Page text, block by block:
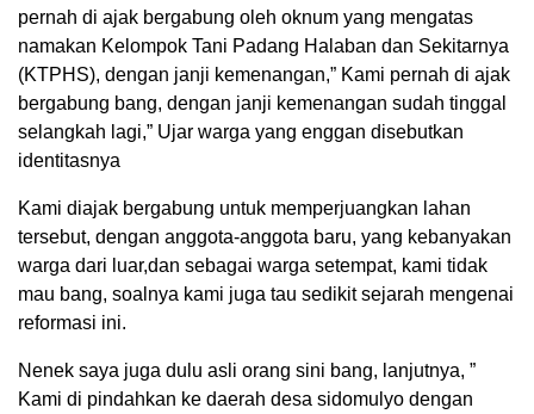
pernah di ajak bergabung oleh oknum yang mengatas
namakan Kelompok Tani Padang Halaban dan Sekitarnya
(KTPHS), dengan janji kemenangan,” Kami pernah di ajak
bergabung bang, dengan janji kemenangan sudah tinggal
selangkah lagi,” Ujar warga yang enggan disebutkan
identitasnya
Kami diajak bergabung untuk memperjuangkan lahan
tersebut, dengan anggota-anggota baru, yang kebanyakan
warga dari luar,dan sebagai warga setempat, kami tidak
mau bang, soalnya kami juga tau sedikit sejarah mengenai
reformasi ini.
Nenek saya juga dulu asli orang sini bang, lanjutnya, ”
Kami di pindahkan ke daerah desa sidomulyo dengan